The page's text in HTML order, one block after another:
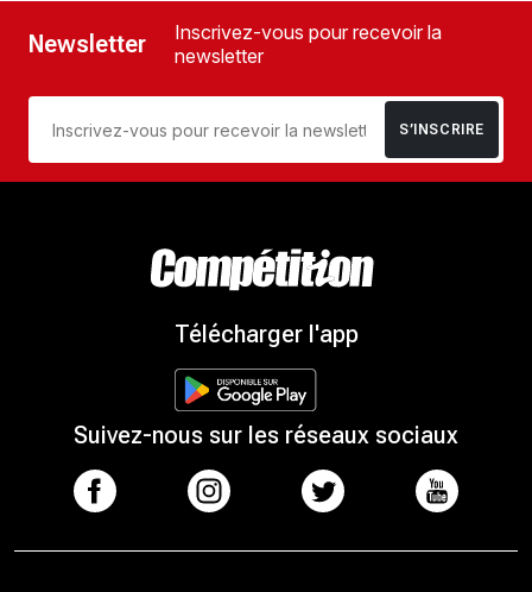
Newsletter
Inscrivez-vous pour recevoir la
newsletter
S’INSCRIRE
Télécharger l'app
Suivez-nous sur les réseaux sociaux